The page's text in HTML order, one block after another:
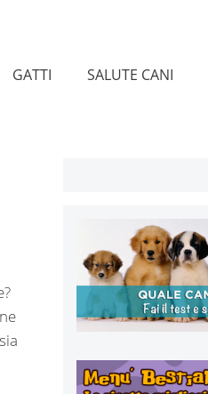
GATTI SALUTE CANI